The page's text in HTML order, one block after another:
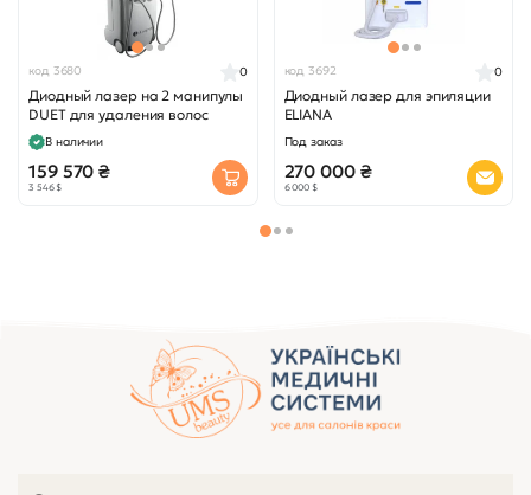
код 3680
Диодный лазер на 2 манипулы
DUET для удаления волос
0
В наличии
159 570 ₴
3 546 $
код 3692
Диодный лазер для эпиляции
ELIANA
0
Под заказ
270 000 ₴
6 000 $